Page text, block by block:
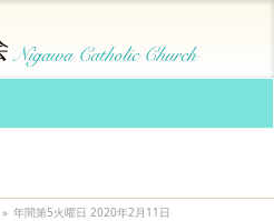
» 年間第5火曜日 2020年2月11日